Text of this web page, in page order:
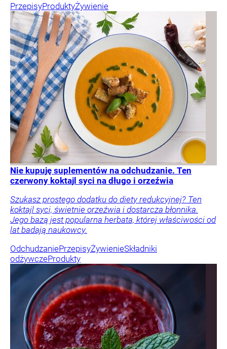
PrzepisyProduktyŻywienie
Nie kupuję suplementów na odchudzanie. Ten
czerwony koktajl syci na długo i orzeźwia
Szukasz prostego dodatku do diety redukcyjnej? Ten
koktajl syci, świetnie orzeźwia i dostarcza błonnika.
Jego bazą jest popularna herbata, której właściwości od
lat badają naukowcy.
OdchudzaniePrzepisyŻywienieSkładniki
odżywczeProdukty